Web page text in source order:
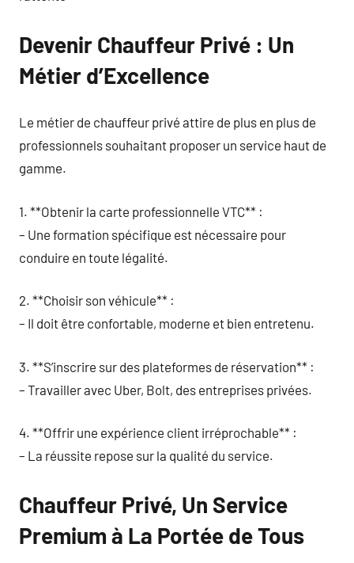
Devenir Chauffeur Privé : Un
Métier d’Excellence
Le métier de chauffeur privé attire de plus en plus de
professionnels souhaitant proposer un service haut de
gamme.
1. **Obtenir la carte professionnelle VTC** :
– Une formation spécifique est nécessaire pour
conduire en toute légalité.
2. **Choisir son véhicule** :
– Il doit être confortable, moderne et bien entretenu.
3. **S’inscrire sur des plateformes de réservation** :
– Travailler avec Uber, Bolt, des entreprises privées.
4. **Offrir une expérience client irréprochable** :
– La réussite repose sur la qualité du service.
Chauffeur Privé, Un Service
Premium à La Portée de Tous